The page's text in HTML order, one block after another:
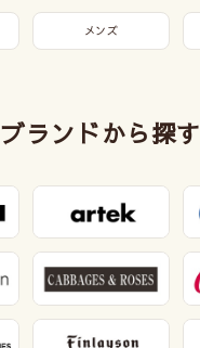
メンズ
ブランドから探す